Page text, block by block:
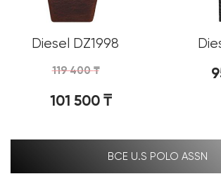
Diesel DZ1998
119 400₸
101 500₸
ВСЕ U.S POLO ASSN